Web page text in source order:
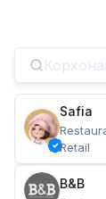
Safia
Retail
B&B